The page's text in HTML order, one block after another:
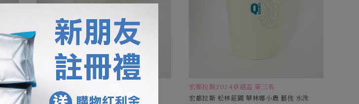
台灣2024卓越盃 第十名
台灣 嘉義 野牡丹咖啡莊園 藝伎 日曬
宏都拉斯2024卓越盃 第三名
宏都拉斯 松林莊園 華林娜小農 藝伎 水洗